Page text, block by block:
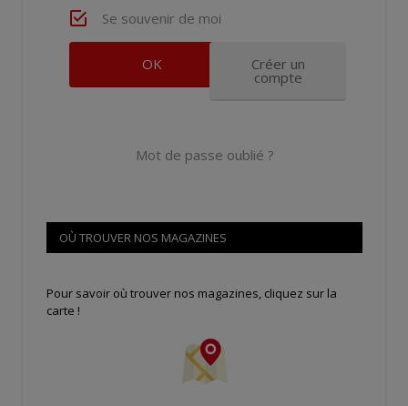
Se souvenir de moi
Créer un
compte
Mot de passe oublié ?
OÙ TROUVER NOS MAGAZINES
Pour savoir où trouver nos magazines, cliquez sur la
carte !